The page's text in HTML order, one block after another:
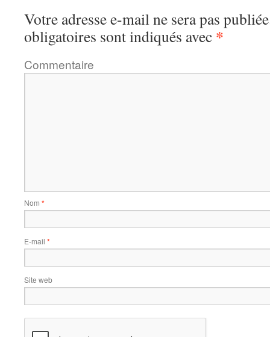
Votre adresse e-mail ne sera pas
obligatoires sont indiqués avec *
Commentaire
Nom *
E-mail *
Site web